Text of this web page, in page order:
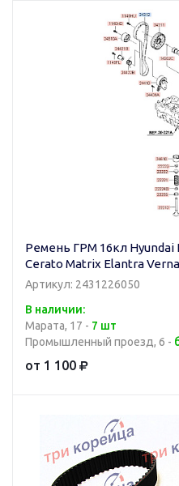
Ремень ГРМ 16кл Hyundai
Cerato Matrix Elantra Verna
Артикул: 2431226050
В наличии:
Марата, 17 - 7 шт
Промышленный проезд, 6 -
от 1 100